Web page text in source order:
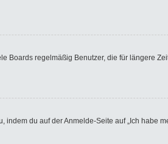
Boards regelmäßig Benutzer, die für längere
du auf der Anmelde-Seite auf „Ich habe